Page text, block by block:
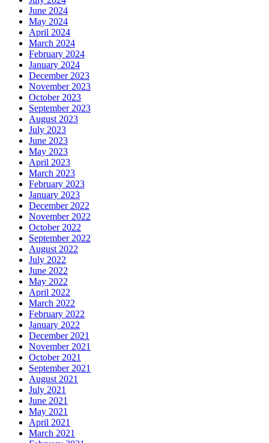
June 2024
May 2024
April 2024
March 2024
February 2024
January 2024
December 2023
November 2023
October 2023
September 2023
August 2023
July 2023
June 2023
May 2023
April 2023
March 2023
February 2023
January 2023
December 2022
November 2022
October 2022
September 2022
August 2022
July 2022
June 2022
May 2022
April 2022
March 2022
February 2022
January 2022
December 2021
November 2021
October 2021
September 2021
August 2021
July 2021
June 2021
May 2021
April 2021
March 2021